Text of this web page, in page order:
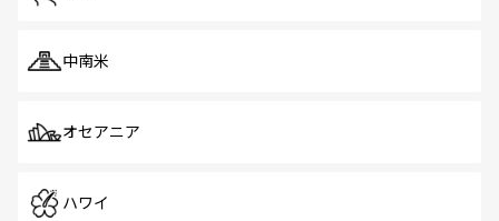
中南米
オセアニア
ハワイ